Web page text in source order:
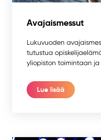
Avajaismessut
Lukuvuoden
tutustua
yliopiston toimintaan
Lue lisää